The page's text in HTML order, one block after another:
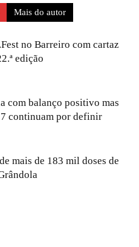
Mais do autor
no Barreiro com cartaz
edição
com balanço positivo mas
continuam por definir
mais de 183 mil doses de